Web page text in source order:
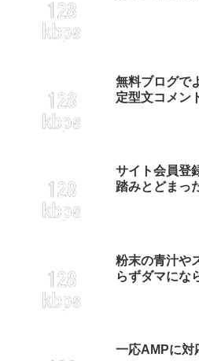
無料ブログで
定型文コメン
サイト会員登
踏みとどまっ
粉末の青汁や
らずダマにな
一応AMPに